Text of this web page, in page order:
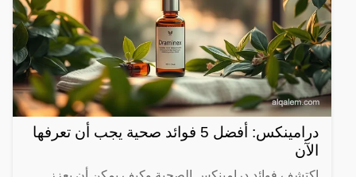
درامينكس: أفضل 5 فوائد صحية يجب أن تعرفها
الآن